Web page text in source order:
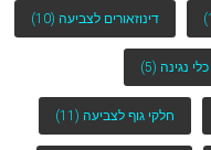
דינוזאורים לצביעה (10)
נגינה (5)
חלקי גוף לצביעה (11)